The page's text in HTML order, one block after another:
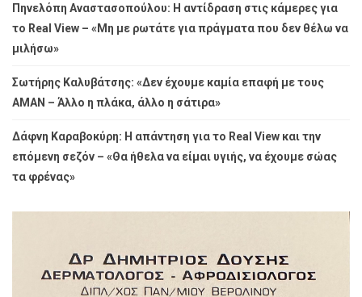
Πηνελόπη Αναστασοπούλου: Η αντίδραση στις κάμερες για
το Real View – «Μη με ρωτάτε για πράγματα που δεν θέλω να
μιλήσω»
Σωτήρης Καλυβάτσης: «Δεν έχουμε καμία επαφή με τους
ΑΜΑΝ – Άλλο η πλάκα, άλλο η σάτιρα»
Δάφνη Καραβοκύρη: Η απάντηση για το Real View και την
επόμενη σεζόν – «Θα ήθελα να είμαι υγιής, να έχουμε σώας
τα φρένας»